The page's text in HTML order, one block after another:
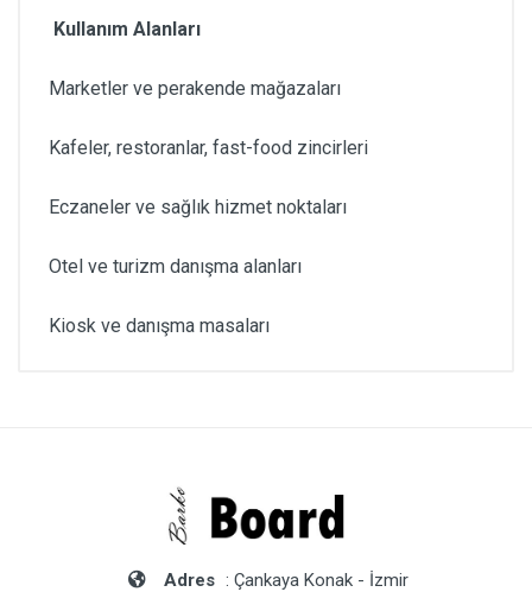
Kullanım Alanları
Marketler ve perakende mağazaları
Kafeler, restoranlar, fast-food zincirleri
Eczaneler ve sağlık hizmet noktaları
Otel ve turizm danışma alanları
Kiosk ve danışma masaları
Adres : Çankaya Konak - İzmir